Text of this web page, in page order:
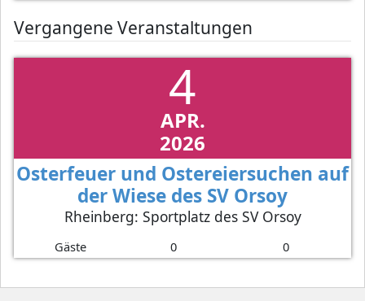
Vergangene Veranstaltungen
4
APR.
2026
Osterfeuer und Ostereiersuchen auf
der Wiese des SV Orsoy
Rheinberg: Sportplatz des SV Orsoy
Gäste 0 0